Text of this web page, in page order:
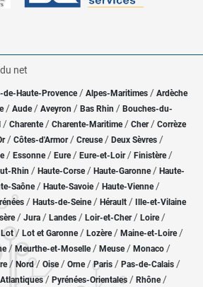
net
de-Haute-Provence / Alpes-Maritimes / Ardèche
/ Aude / Aveyron / Bas Rhin / Bouches-du-
/ Charente / Charente-Maritime/ Cher / Corrèze
/ Côtes-d'Armor/ Creuse/ Deux Sèvres /
/ Essonne / Eure/ Eure-et-Loir / Finistère/
Rhin / Haute-Corse/ Haute-Garonne/ Haute-
Saône/ Haute-Savoie/ Haute-Vienne/
/ Hauts-de-Seine/ Hérault / Ille-et-Vilaine
Isère/ Jura / Landes / Loir-et-Cher/ Loire/
Lot/ Lot et Garonne/ Lozère / Maine-et-Loire/
/ Meurthe-et-Moselle/ Meuse/ Monaco /
/ Nord/ Oise / Orne/Paris / Pas-de-Calais /
/ Pyrénées-Orientales / Rhône/